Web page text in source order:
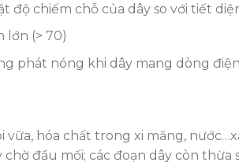
chiếm chỗ của dây so với tiết
lớn (> 70)
phát nóng khi dây mang dòng
vữa, hóa chất trong xi măng,
đầu mối; các đoạn dây còn thừa